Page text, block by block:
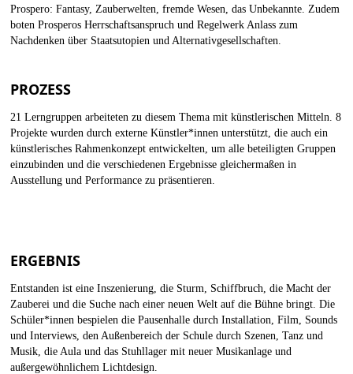
Prospero: Fantasy, Zauberwelten, fremde Wesen, das Unbekannte. Zudem
boten Prosperos Herrschaftsanspruch und Regelwerk Anlass zum
Nachdenken über Staatsutopien und Alternativgesellschaften.
PROZESS
21 Lerngruppen arbeiteten zu diesem Thema mit künstlerischen Mitteln. 8
Projekte wurden durch externe Künstler*innen unterstützt, die auch ein
künstlerisches Rahmenkonzept entwickelten, um alle beteiligten Gruppen
einzubinden und die verschiedenen Ergebnisse gleichermaßen in
Ausstellung und Performance zu präsentieren.
ERGEBNIS
Entstanden ist eine Inszenierung, die Sturm, Schiffbruch, die Macht der
Zauberei und die Suche nach einer neuen Welt auf die Bühne bringt. Die
Schüler*innen bespielen die Pausenhalle durch Installation, Film, Sounds
und Interviews, den Außenbereich der Schule durch Szenen, Tanz und
Musik, die Aula und das Stuhllager mit neuer Musikanlage und
außergewöhnlichem Lichtdesign.